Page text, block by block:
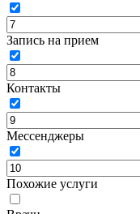
Запись на прием
Контакты
Мессенджеры
Похожие услуги